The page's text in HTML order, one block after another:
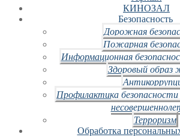
КИНОЗАЛ
Безопасность
Дорожная
Пожарная
Информационная
Здоровый образ
Профилактика
Терроризм
Обработка